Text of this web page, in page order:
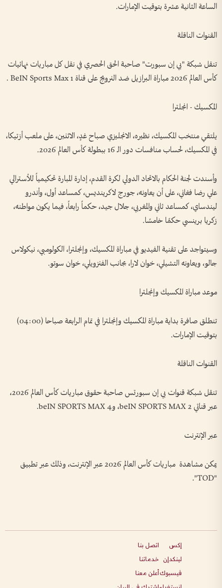
الساعة الثانية عشرة بتوقيت الإمارات.
القنوات الناقلة
تنقل شبكة "بي إن سبورت" صاحبة الحق الحصري في نقل كل مباريات نهائيات
كأس العالم 2026 مباراة البرازيل ضد النرويج على قناة BeIN Sports Max 1 .
المكسيك - انجلترا
يلتقي منتخب المكسيك، نظيره، الانجليزي صباح غدٍ، الاثنين، على ملعب أزتيكا،
في المكسيك، لحساب منافسات دور الـ 16 ببطولة كأس العالم 2026.
وأسندت لجنة الحكام بالاتحاد الدولي لكرة القدم، إدارة المبارة تحكيمياً للأسترالي
علي رضا فغاني، على أن يعاونه، جورج لاكرينديس، كمساعد أول، وأندرو
ليندساي، كمساعد ثاني والمغربي، جلال جيد، حكماً رابعاً، فيما يكون مواطنه،
زكريا برينسي حكمًا خامسًا.
وسيتواجد على تقنية الفيديو في مباراة المكسيك، وإنجلترا، الكولومبي، نيكولاس
جالو، ويعاونه التشيلي، خوان لارا، بجانب الفنزويلي، خوان سوتو.
موعد مباراة المكسيك وإنجلترا
تنطلق صافرة بداية مباراة المكسيك وإنجلترا في تمام الرابعة صباحا (04:00)
بتوقيت الإمارات.
القنوات الناقلة
تنقل شبكة قنوات بي إن سبورتس صاحبة حقوق مباريات كأس العالم 2026،
عبر قناتي beIN SPORTS MAX 2، وbeIN SPORTS MAX 4.
عبر الإنترنت
يمكن مشاهدة مباريات كأس العالم 2026 عبر الإنترنت، وذلك عبر تطبيق
"TOD".
إكس
لينكدإن
فيسبوك
اتصل بنا
خدماتنا
أعلن معنا